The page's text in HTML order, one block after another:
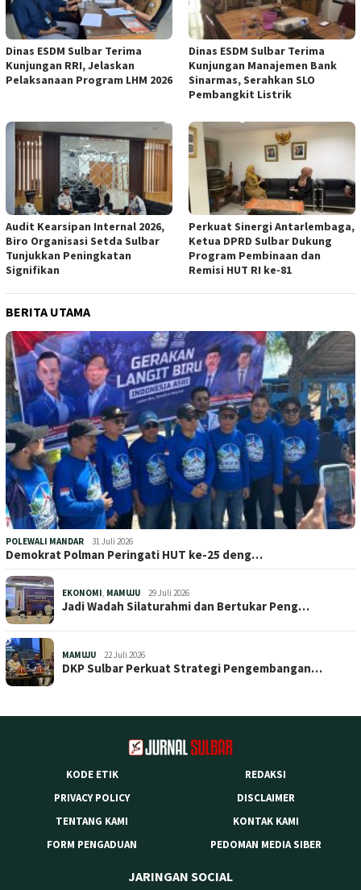
Dinas ESDM Sulbar Terima
Kunjungan RRI, Jelaskan
Pelaksanaan Program LHM 2026
Dinas ESDM Sulbar Terima
Kunjungan Manajemen Bank
Sinarmas, Serahkan SLO
Pembangkit Listrik
Audit Kearsipan Internal 2026,
Biro Organisasi Setda Sulbar
Tunjukkan Peningkatan
Signifikan
Perkuat Sinergi Antarlembaga,
Ketua DPRD Sulbar Dukung
Program Pembinaan dan
Remisi HUT RI ke-81
BERITA UTAMA
POLEWALI MANDAR 31 Juli 2026
Demokrat Polman Peringati HUT ke-25 deng…
EKONOMI, MAMUJU 29 Juli 2026
Jadi Wadah Silaturahmi dan Bertukar Peng…
MAMUJU 22 Juli 2026
DKP Sulbar Perkuat Strategi Pengembangan…
KODE ETIK
REDAKSI
PRIVACY POLICY
DISCLAIMER
TENTANG KAMI
KONTAK KAMI
FORM PENGADUAN
PEDOMAN MEDIA SIBER
JARINGAN SOCIAL